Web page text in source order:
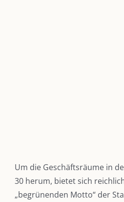
Um die Geschäftsräume in
30 herum, bietet sich
„begrünenden Motto“ der